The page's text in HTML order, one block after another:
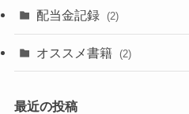
(4)
(3)
(2)
配当金記録 (2)
オススメ書籍 (2)
最近の投稿